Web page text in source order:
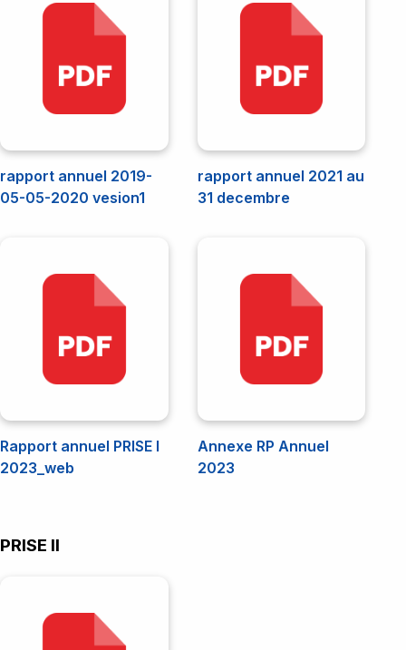
rapport annuel 2019-
05-05-2020 vesion1
rapport annuel 2021 au
31 decembre
Rapport annuel PRISE I
2023_web
Annexe RP Annuel
2023
PRISE II